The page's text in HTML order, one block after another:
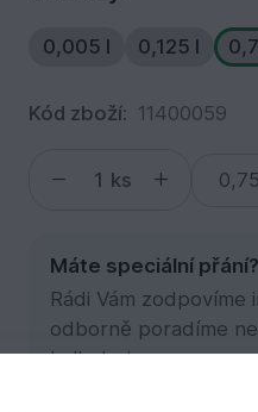
0,005 l 0,125 l
Kód zboží: 11400059
ks
Máte speciální přání?
Rádi Vám zodpovíme
odborně poradíme
kalkulaci.